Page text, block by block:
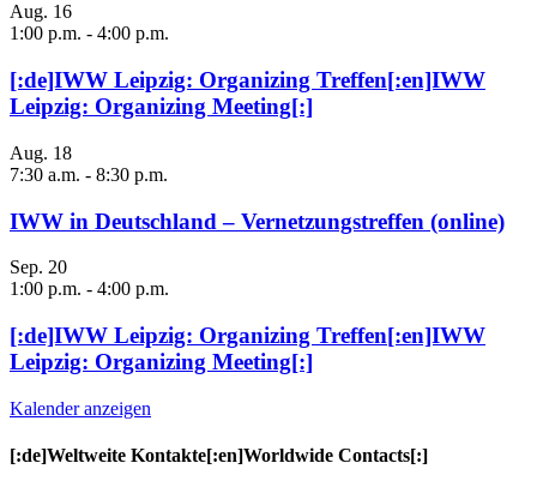
Aug. 16
1:00 p.m. - 4:00 p.m.
[:de]IWW Leipzig: Organizing Treffen[:en]IWW
Leipzig: Organizing Meeting[:]
Aug. 18
7:30 a.m. - 8:30 p.m.
IWW in Deutschland – Vernetzungstreffen (online)
Sep. 20
1:00 p.m. - 4:00 p.m.
[:de]IWW Leipzig: Organizing Treffen[:en]IWW
Leipzig: Organizing Meeting[:]
Kalender anzeigen
[:de]Weltweite Kontakte[:en]Worldwide Contacts[:]